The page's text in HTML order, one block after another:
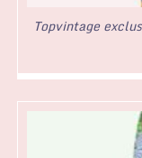
Topvintage